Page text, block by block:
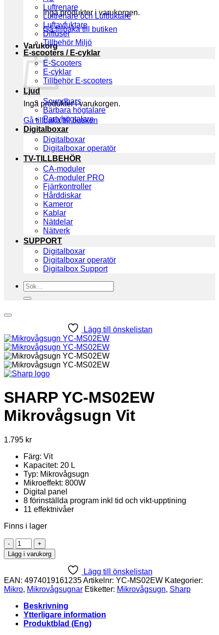
Inga produkter i varukorgen.
Gå tillbaka till butiken
Varukorg
Inga produkter i varukorgen.
Gå tillbaka till butiken
Luftrenare
Luftrenare och Luftfuktare
Luftavfuktare
Diffuser
Tillbehör Miljö
E-scooters / E-cyklar
E-Scooters
E-cyklar
Tillbehör E-scooters
Ljud
Soundbars
Bärbara högtalare
Partyhögtalare
Digitalboxar
Digitalboxar
Digitalboxar operatör
TV-TILLBEHÖR
CA-moduler
CA-moduler PRO
Fjärrkontroller
Hårddiskar
Kameror
Kablar
Nätdelar
Nätverk
SUPPORT
Digitalboxar
Digitalboxar operatör
Digitalbox Support
Sök
efter:
Lägg till önskelistan
SHARP YC-MS02EW
Mikrovågsugn Vit
1.795 kr
Färg: Vit
Kapacitet: 20 L
Typ: Mikrovågsugn
Mikroeffekt: 800W
Digital panel
8 förinställda program inkl tid och vikt-upptining
11 effektnivåer
Finns i lager
SHARP
YC-
MS02EW
Vit
mängd
Lägg i varukorg
Lägg till önskelistan
EAN: 4974019161235Artikelnr: YC-MS02EW Kategorier:
Mikro, Mikrovågsugnar Etiketter: Mikrovågsugn, Sharp
Beskrivning
Ytterligare information
Produktblad (Eng)